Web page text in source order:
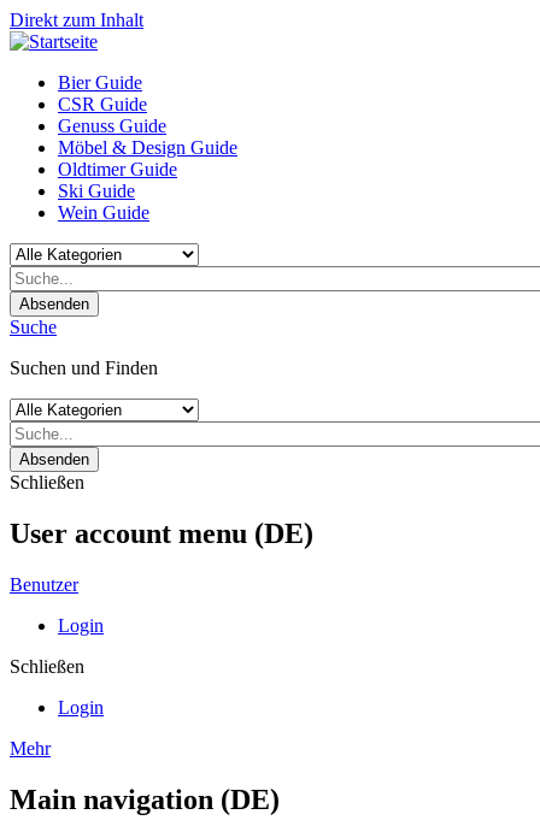
Direkt zum Inhalt
Bier Guide
CSR Guide
Genuss Guide
Möbel & Design Guide
Oldtimer Guide
Ski Guide
Wein Guide
Absenden
Suche
Suchen und Finden
Absenden
Schließen
User account menu (DE)
Benutzer
Login
Schließen
Login
Mehr
Main navigation (DE)